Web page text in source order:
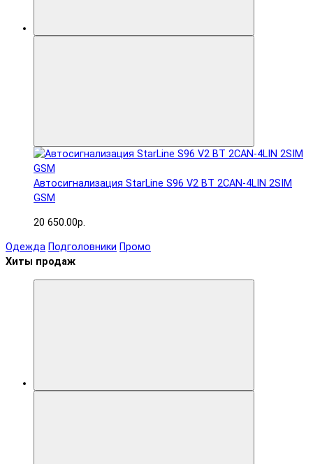
Автосигнализация StarLine S96 V2 BT 2CAN-4LIN 2SIM
GSM
20 650.00р.
Одежда Подголовники Промо
Хиты продаж